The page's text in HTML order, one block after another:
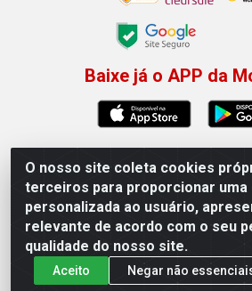
Permitir que a Motociclo envie
novidades e ofertas exclusivas.
Powered by SendPulse
O nosso site coleta cookies
terceiros para proporcionar uma
personalizada ao usuário,
relevante de acordo com o seu
qualidade do nosso site.
Aceito Negar não
Baixe já o APP da
Motociclo - Rua Francisco Sousa
Jardim Limoeiro, Serra/ES - CEP
01.407.607/0001-53